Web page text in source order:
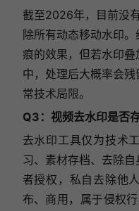
截至2026年，目前没
除所有动态移动水印
痕的效果，但若水印
中，处理后大概率会
常技术局限。
Q3：视频去水印是否
去水印工具仅为技术
习、素材存档、去除
者授权，私自去除他
布、商用，属于侵权